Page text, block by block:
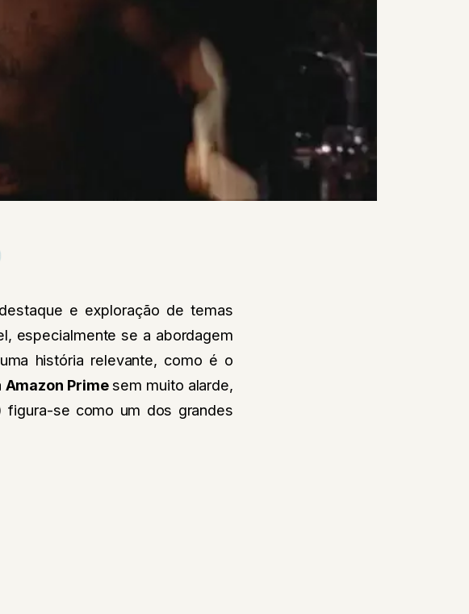
e exploração de temas
especialmente se a abordagem
história relevante, como é o
Amazon Primesem muito alarde,
figura-se como um dos grandes